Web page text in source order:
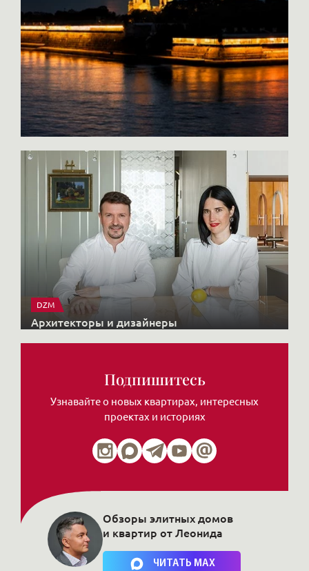
DZM
Архитекторы и дизайнеры
Подпишитесь
Узнавайте о новых квартирах, интересных
проектах и историях
Нажимая на кнопку, Вы соглашаетесь c политикой сайта
Обзоры элитных домов
и квартир от Леонида
ЧИТАТЬ MAX